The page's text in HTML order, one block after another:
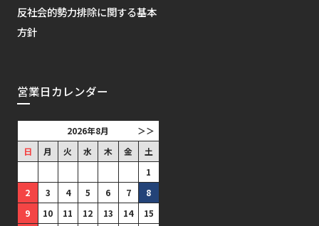
反社会的勢力排除に関する基本
方針
営業日カレンダー
＞＞
2026年8月
日
月 火 水 木 金
土
1
2
3 4 5 6 7
8
9
10 11 12 13 14
15